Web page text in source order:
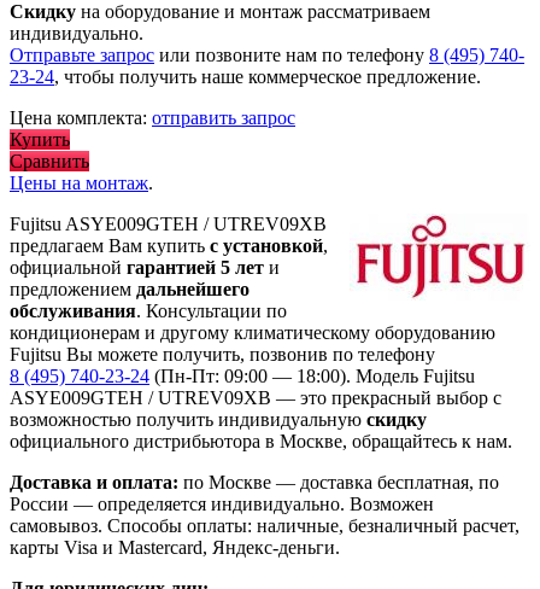
Скидку на оборудование и монтаж рассматриваем
индивидуально.
Отправьте запрос или позвоните нам по телефону 8 (495) 740-
23-24, чтобы получить наше коммерческое предложение.
Цена комплекта: отправить запрос
Купить
Сравнить
Цены на монтаж.
Fujitsu ASYE009GTEH / UTREV09XB
предлагаем Вам купить с установкой,
официальной гарантией 5 лет и
предложением дальнейшего
обслуживания. Консультации по
кондиционерам и другому климатическому оборудованию
Fujitsu Вы можете получить, позвонив по телефону
8 (495) 740-23-24 (Пн-Пт: 09:00 — 18:00). Модель Fujitsu
ASYE009GTEH / UTREV09XB — это прекрасный выбор с
возможностью получить индивидуальную скидку
официального дистрибьютора в Москве, обращайтесь к нам.
Доставка и оплата: по Москве — доставка бесплатная, по
России — определяется индивидуально. Возможен
самовывоз. Способы оплаты: наличные, безналичный расчет,
карты Visa и Mastercard, Яндекс-деньги.